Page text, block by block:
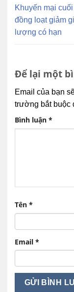
Khuyến mại
đồng loạt giảm
lượng có hạn
Để lại một
Email của bạn
trường bắt buộc
Bình luận *
Tên *
Email *